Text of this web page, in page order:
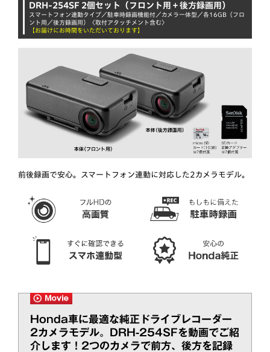
DRH-254SF 2個セット（フロント用＋後方録画用）
スマートフォン連動タイプ／駐車時録画機能付／カメラ一体型／各16GB（フロ
ント用／後方録画用）〈取付アタッチメント含む〉
【お届けにお時間をいただいております】
前後録画で安心。スマートフォン連動に対応した2カメラモデル。
Honda車に最適な純正ドライブレコーダー
2カメラモデル。DRH-254SFを動画でご紹
介します！2つのカメラで前方、後方を記録